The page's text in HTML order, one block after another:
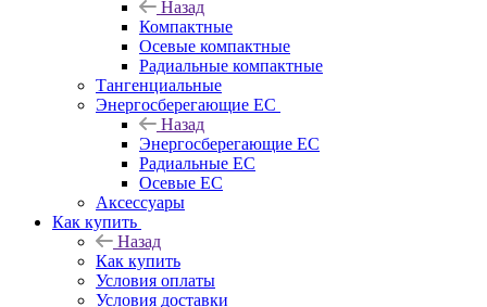
Назад
Компактные
Осевые компактные
Радиальные компактные
Тангенциальные
Энергосберегающие EC
Назад
Энергосберегающие EC
Радиальные EC
Осевые EC
Аксессуары
Как купить
Назад
Как купить
Условия оплаты
Условия доставки